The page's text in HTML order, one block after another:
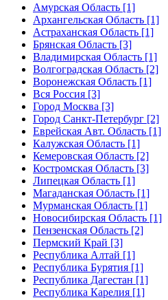
Амурская Область [1]
Архангельская Область [1]
Астраханская Область [1]
Брянская Область [3]
Владимирская Область [1]
Волгоградская Область [2]
Воронежская Область [1]
Вся Россия [3]
Город Москва [3]
Город Санкт-Петербург [2]
Еврейская Авт. Область [1]
Калужская Область [1]
Кемеровская Область [2]
Костромская Область [3]
Липецкая Область [1]
Магаданская Область [1]
Мурманская Область [1]
Новосибирская Область [1]
Пензенская Область [2]
Пермский Край [3]
Республика Алтай [1]
Республика Бурятия [1]
Республика Дагестан [1]
Республика Карелия [1]